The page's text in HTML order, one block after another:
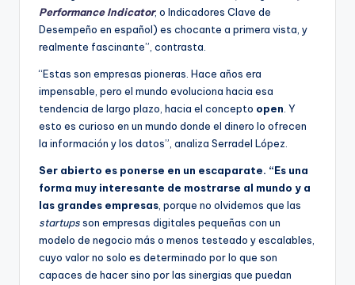
Performance Indicator, o Indicadores Clave de
Desempeño en español) es chocante a primera vista, y
realmente fascinante”, contrasta.
“Estas son empresas pioneras. Hace años era
impensable, pero el mundo evoluciona hacia esa
tendencia de largo plazo, hacia el concepto open . Y
esto es curioso en un mundo donde el dinero lo ofrecen
la información y los datos”, analiza Serradel López.
Ser abierto es ponerse en un escaparate. “Es una
forma muy interesante de mostrarse al mundo y a
las grandes empresas , porque no olvidemos que las
startupsson empresas digitales pequeñas con un
modelo de negocio más o menos testeado y escalables,
cuyo valor no solo es determinado por lo que son
capaces de hacer sino por las sinergias que puedan